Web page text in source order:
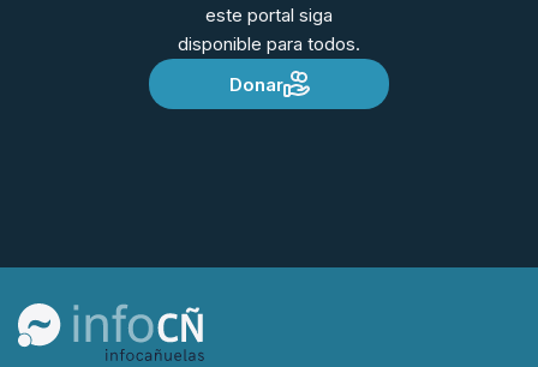
este portal siga
disponible para todos.
Donar